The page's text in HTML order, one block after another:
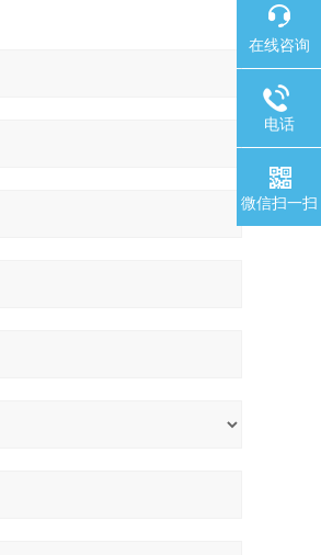
在线咨询
电话
微信扫一扫